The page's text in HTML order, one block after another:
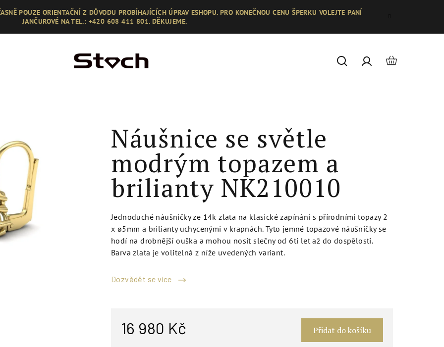
POUZE ORIENTAČNÍ Z DŮVODU PROBÍHAJÍCÍCH ÚPRAV ESHOPU. PRO KONEČNOU CENU ŠPERKU VOLEJTE PANÍ
JANČUROVÉ NA TEL.: +420 608 411 801. DĚKUJEME.
HledatPřihlášení
Nákupní
Náušnice se světle
modrým topazem a
brilianty NK210010
Jednoduché náušničky ze 14k zlata na klasické zapínání s přírodními topazy 2
x ø5mm a brilianty uchycenými v krapnách. Tyto jemné topazové náušničky se
hodí na drobnější ouška a mohou nosit slečny od 6ti let až do dospělosti.
Barva zlata je volitelná z níže uvedených variant.
Dozvědět se více
16 980 Kč Přidat do košíku